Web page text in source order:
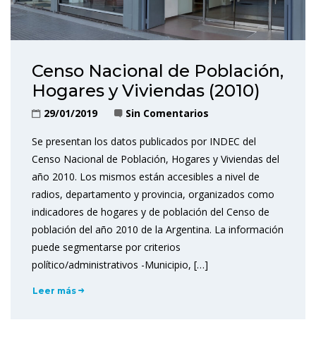
Censo Nacional de Población,
Hogares y Viviendas (2010)
29/01/2019 Sin Comentarios
Se presentan los datos publicados por INDEC del
Censo Nacional de Población, Hogares y Viviendas del
año 2010. Los mismos están accesibles a nivel de
radios, departamento y provincia, organizados como
indicadores de hogares y de población del Censo de
población del año 2010 de la Argentina. La información
puede segmentarse por criterios
político/administrativos -Municipio, […]
Leer más